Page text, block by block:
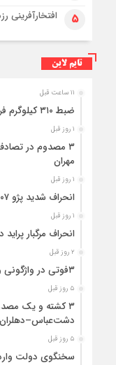
۵ افتخارآفرینی
تایم لاین
۱۱ ساعت قبل
ضبط ۳۱۰ کیلوگرم فرآورده خام دامی غیرقابل مصرف در ایلام
۱ روز قبل
مهران
۱ روز قبل
انحراف شدید پژو ۲۰۷ در جاده بدره/ یک نفر جان باخت
۱ روز قبل
انحراف مرگبار
۲ روز قبل
۳فوتی در واژگونی و آتش‌سوزی پژو ۴۰۵ در کمربندی شرقی ایلام
۵ روز قبل
دشت‌عباس–دهلران
۵ روز قبل
سخنگوی دولت